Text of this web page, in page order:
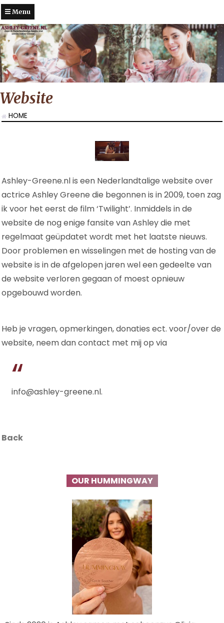
Menu
Website
HOME
Ashley-Greene.nl is een Nederlandtalige website over
actrice Ashley Greene die begonnen is in 2009, toen zag
ik voor het eerst de film ‘Twilight’. Inmiddels in de
website de nog enige fansite van Ashley die met
regelmaat geüpdatet wordt met het laatste nieuws.
Door problemen en wisselingen met de hosting van de
website is in de afgelopen jaren wel een gedeelte van
de website verloren gegaan of moest opnieuw
opgebouwd worden.
Heb je vragen, opmerkingen, donaties ect. voor/over de
website, neem dan contact met mij op via
info@ashley-greene.nl.
Back
OUR HUMMINGWAY